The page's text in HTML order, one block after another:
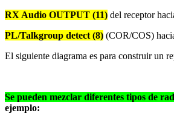
RX Audio OUTPUT (11) del receptor
PL/Talkgroup detect (8) (COR/COS)
El siguiente diagrama es para construir
Se pueden mezclar diferentes tipos de
ejemplo: